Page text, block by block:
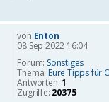
von Enton
08 Sep 2022 16:04
Forum: Sonstiges
Thema: Eure Tipps für
Antworten:1
Zugriffe: 20375